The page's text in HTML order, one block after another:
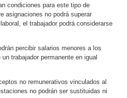
condiciones para este tipo de
asignaciones no podrá superar
el trabajador podrá considerarse
percibir salarios menores a los
trabajador permanente en igual
no remunerativos vinculados al
no podrán ser sustituidas ni